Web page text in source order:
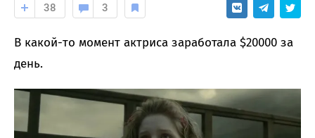
38 3
В какой-то момент актриса заработала $20000 за
день.